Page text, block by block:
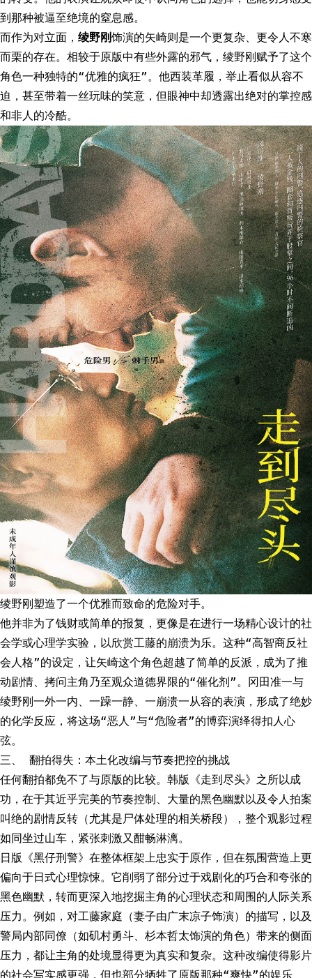
到那种被逼至绝境的窒息感。
而作为对立面， 绫野刚饰演的矢崎则是一个更复杂、更令人不寒
而栗的存在。相较于原版中有些外露的邪气，绫野刚赋予了这个
角色一种独特的“优雅的疯狂”。他西装革履，举止看似从容不
迫，甚至带着一丝玩味的笑意，但眼神中却透露出绝对的掌控感
和非人的冷酷。
绫野刚塑造了一个优雅而致命的危险对手。
他并非为了钱财或简单的报复，更像是在进行一场精心设计的社
会学或心理学实验，以欣赏工藤的崩溃为乐。这种“高智商反社
会人格”的设定，让矢崎这个角色超越了简单的反派，成为了推
动剧情、拷问主角乃至观众道德界限的“催化剂”。冈田准一与
绫野刚一外一内、一躁一静、一崩溃一从容的表演，形成了绝妙
的化学反应，将这场“恶人”与“危险者”的博弈演绎得扣人心
弦。
三、 翻拍得失：本土化改编与节奏把控的挑战
任何翻拍都免不了与原版的比较。韩版《走到尽头》之所以成
功，在于其近乎完美的节奏控制、大量的黑色幽默以及令人拍案
叫绝的剧情反转（尤其是尸体处理的相关桥段），整个观影过程
如同坐过山车，紧张刺激又酣畅淋漓。
日版《黑仔刑警》在整体框架上忠实于原作，但在氛围营造上更
偏向于日式心理惊悚。它削弱了部分过于戏剧化的巧合和夸张的
黑色幽默，转而更深入地挖掘主角的心理状态和周围的人际关系
压力。例如，对工藤家庭（妻子由广末凉子饰演）的描写，以及
警局内部同僚（如矶村勇斗、杉本哲太饰演的角色）带来的侧面
压力，都让主角的处境显得更为真实和复杂。这种改编使得影片
的社会写实感更强，但也部分牺牲了原版那种“爽快”的娱乐